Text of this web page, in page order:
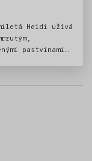
Heidi užívá
pastvinami
ho ošetřuje,
mládě
který
s věrným
Josefem se Heidi